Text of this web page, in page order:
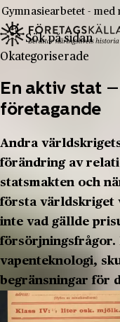
Hoppa till innehåll
Till innehåll
Gymnasiearbetet -
Sök efter:
Okategoriserade
En aktiv stat
företagande
Andra
förändring av
statsmakten och
första världskriget
inte vad gällde
vapenteknologi,
begränsningar för